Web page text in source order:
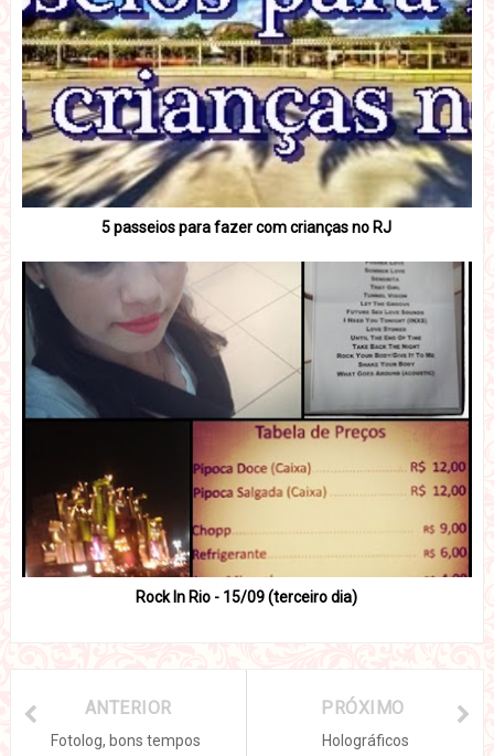
5 passeios para fazer com crianças no RJ
Rock In Rio - 15/09 (terceiro dia)
PRÓXIMO
Holográficos
ANTERIOR
Fotolog, bons tempos